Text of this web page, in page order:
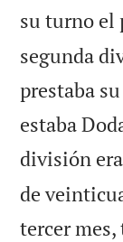
su turno el
segunda
prestaba
estaba
división
de
tercer